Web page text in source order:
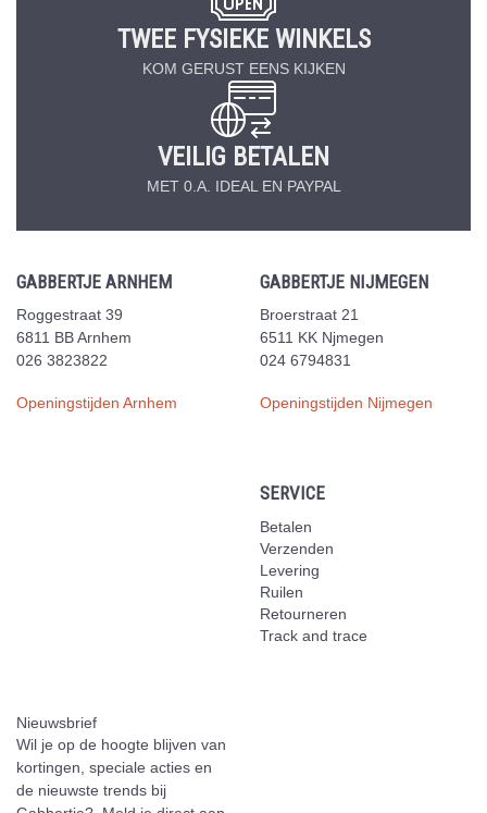
TWEE FYSIEKE WINKELS
KOM GERUST EENS KIJKEN
VEILIG BETALEN
MET 0.A. IDEAL EN PAYPAL
GABBERTJE ARNHEM
Roggestraat 39
6811 BB Arnhem
026 3823822
Openingstijden Arnhem
GABBERTJE NIJMEGEN
Broerstraat 21
6511 KK Njmegen
024 6794831
Openingstijden Nijmegen
SERVICE
Betalen
Verzenden
Levering
Ruilen
Retourneren
Track and trace
Nieuwsbrief
Wil je op de hoogte blijven van
kortingen, speciale acties en
de nieuwste trends bij